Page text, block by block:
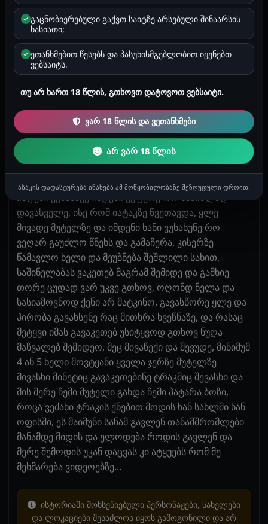
წამოვდექი მაგიდაზე დავსვი და გემრიელად
ჩავზასე გავაძრე ყველაფერი ძუძუები ამოვუყარე და
ძუძუს თავებზე დავუწყე კოცნა, ისე დაიწყო კვნესა
გაგიჟა, წინ წამოიწია და ამდგარ ყლეზე მუტელი
მომადო, ისეთი გახურებული ქონდა ცეცხლი ეკიდა,
ყლე ამოვიღე და რო დაინახა შეცბა, აუ ძაან დიდია
ტრაკი მეტკინება, არც ვაპირებ ტრაში შედებას თქო
და გაჩერდა, აბა რა გინდა ქალიშვილობა
ჩაგაბაროო? შენი რეაქციით თუ ვიმსჯელებთ
ნამდვილად არ გინდა მეთქი მაგრამ მე არსად
მეჩქარება შენით შემეხვეწები მეთქი და ტუჩზე იკბინა
ნაზად და მითხრა შენ თუ ჩემს ხვეწნას გაიგონებ
დღეს რასაც მეტყვი იმას გავაკეთებ მამიკოო,
იმდენი ვეზასავე იმდენი ვეფერე რო საშინლად
დავასველე, ისე რომ იატაკზე წვეთავდა, ყლე
მივადე მუტელზე და იმდენი ხანი ვუხახუნე რო
ვეღარ გაუძლო წნეხს და გამაჩერა, კისერზე
წამავლო ხელი და მეუბნება შეშლილი სახით,
საშინელაბას ვაკეთებ მაგრამ შემიდე და გამხიე
თორე ცუდად ვარ უკვე გთხოვ, ოღონდ ნელა და
სასიამოვნოდ ქენი არ მატკინო, გავასწორე ყლე და
პირობა გავახსენე რაც მითხრა ხვეწნაზე, და რასაც
მეტყვი იმას გავაკეთებ უსიტყვოდ გთხოვ ნუღა
მაწვალებ შემიდეო, მეც მივაწექი და შევუდე, მინიმუმ
4 ან 5 ხელი მოვტყანი ყველა ჯერზე მუტელზე
მივასხი მინეტიც გავაკეთებინე ტრაკშიც შევასხი და
მის მერე ჩემი მუტელი გახდა ჩემი პატარა ბოზი,
როცა ვეძახი ტრაკის ქნებით მოდის ხან სახლში ხან
ოფისში, ეს მაიმუნი სანამ გავლენ თანამშრომლები
მანამდე მიდის და ელოდება როდის გავლენ და
მერე შემოდის უკან დაცვას კი ატყუებს რომ მე
მეხმარება ვიდეოებზე...
ისტორიაში მოხსენიებული პერსონაჟები, სახელები
და ლოკაციები შესაძლოა იყოს გამოგონილი და არ
გაცნობიერებული გაქვთ საიტზე არსებული შინაარსის
ხასიათი;
ეთანხმებით წესებს და პასუხისმგებლობით იყენებთ
ვებსაიტს.
თუ არ ხართ 18 წლის, გთხოვთ დატოვოთ ვებსაიტი.
ვარ 18 წლის და ვეთანხმები
არ ვარ 18 წლის
ასაკის დადასტურება ინახება ამ მოწყობილობაზე შეზღუდული დროით.